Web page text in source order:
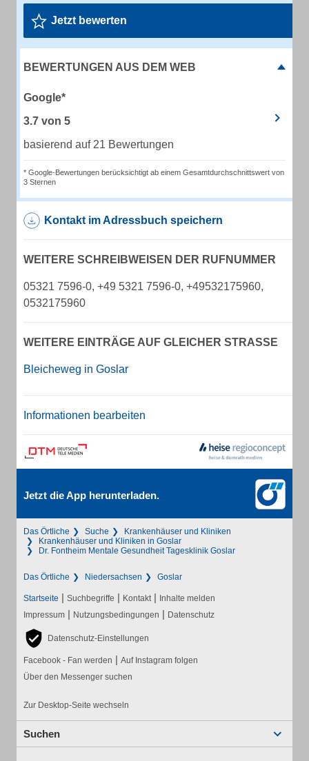
Jetzt bewerten
BEWERTUNGEN AUS DEM WEB
Google*
3.7 von 5
basierend auf 21 Bewertungen
* Google-Bewertungen berücksichtigt ab einem Gesamtdurchschnittswert von
3 Sternen
Kontakt im Adressbuch speichern
WEITERE SCHREIBWEISEN DER RUFNUMMER
05321 7596-0, +49 5321 7596-0, +49532175960,
0532175960
WEITERE EINTRÄGE AUF GLEICHER STRASSE
Bleicheweg in Goslar
Informationen bearbeiten
Jetzt die App herunterladen.
Das Örtliche Suche
Krankenhäuser und Kliniken
Krankenhäuser und Kliniken in Goslar
Dr. Fontheim Mentale Gesundheit Tagesklinik Goslar
Das Örtliche Niedersachsen Goslar
Startseite | Suchbegriffe | Kontakt | Inhalte melden
Impressum | Nutzungsbedingungen | Datenschutz
Datenschutz-Einstellungen
Facebook - Fan werden | Auf Instagram folgen
Über den Messenger suchen
Zur Desktop-Seite wechseln
Suchen